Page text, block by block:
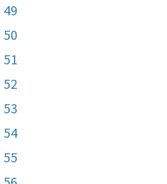
49
50
51
52
53
54
55